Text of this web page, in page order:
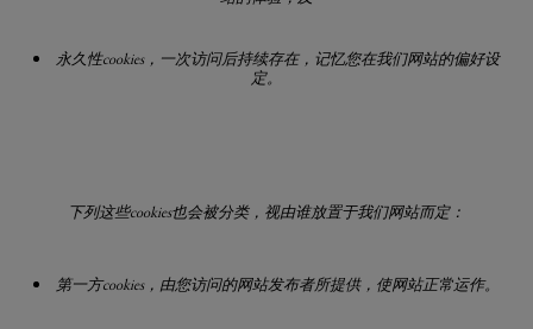
永久性cookies，一次访问后持续存在，记忆您在我们网站的偏好设
定。
下列这些cookies也会被分类，视由谁放置于我们网站而定：
第一方cookies，由您访问的网站发布者所提供，使网站正常运作。